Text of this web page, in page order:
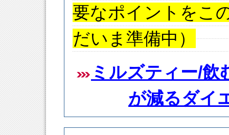
要なポイントをこ
だいま準備中）
ミルズティー/飲
が減るダイ